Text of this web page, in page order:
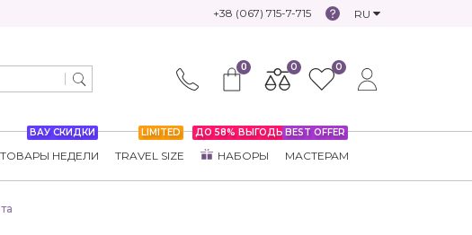
+38 (067) 715-7-715 RU
0 0 0
ВАУ СКИДКИ
ТОВАРЫ НЕДЕЛИ
LIMITED
TRAVEL SIZE
ДО 58% ВЫГОДЫ
НАБОРЫ
BEST OFFER
МАСТЕРАМ